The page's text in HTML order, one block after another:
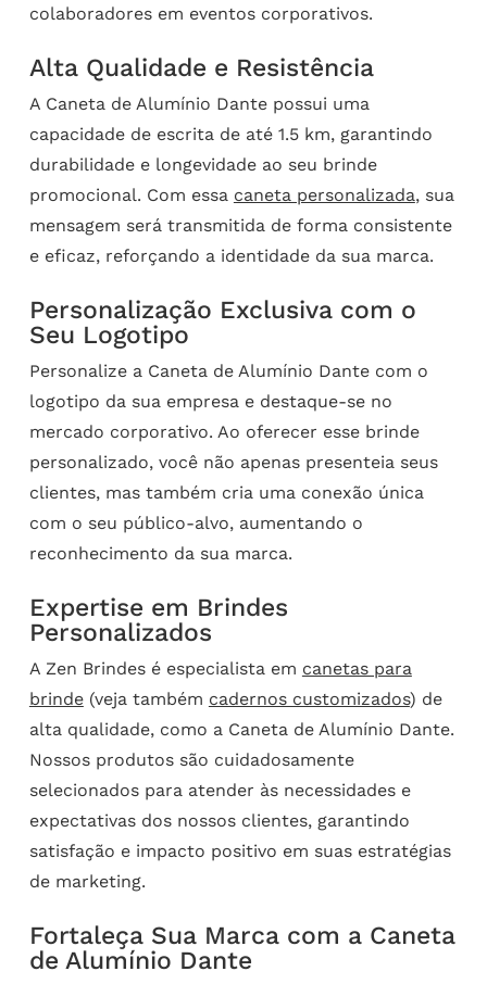
colaboradores em eventos corporativos.
Alta Qualidade e Resistência
A Caneta de Alumínio Dante possui uma
capacidade de escrita de até 1.5 km, garantindo
durabilidade e longevidade ao seu brinde
promocional. Com essa caneta personalizada, sua
mensagem será transmitida de forma consistente
e eficaz, reforçando a identidade da sua marca.
Personalização Exclusiva com o
Seu Logotipo
Personalize a Caneta de Alumínio Dante com o
logotipo da sua empresa e destaque-se no
mercado corporativo. Ao oferecer esse brinde
personalizado, você não apenas presenteia seus
clientes, mas também cria uma conexão única
com o seu público-alvo, aumentando o
reconhecimento da sua marca.
Expertise em Brindes
Personalizados
A Zen Brindes é especialista em canetas para
brinde(veja também cadernos customizados) de
alta qualidade, como a Caneta de Alumínio Dante.
Nossos produtos são cuidadosamente
selecionados para atender às necessidades e
expectativas dos nossos clientes, garantindo
satisfação e impacto positivo em suas estratégias
de marketing.
Fortaleça Sua Marca com a Caneta
de Alumínio Dante